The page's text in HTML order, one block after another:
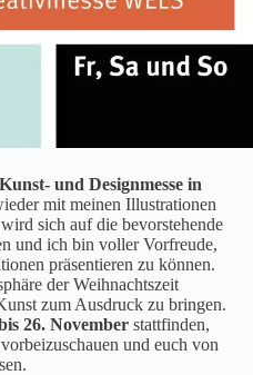
Kunst- und Designmesse in
mit meinen Illustrationen
sich auf die bevorstehende
und ich bin voller Vorfreude,
präsentieren zu können.
der Weihnachtszeit
zum Ausdruck zu bringen.
26. November stattfinden,
und euch von